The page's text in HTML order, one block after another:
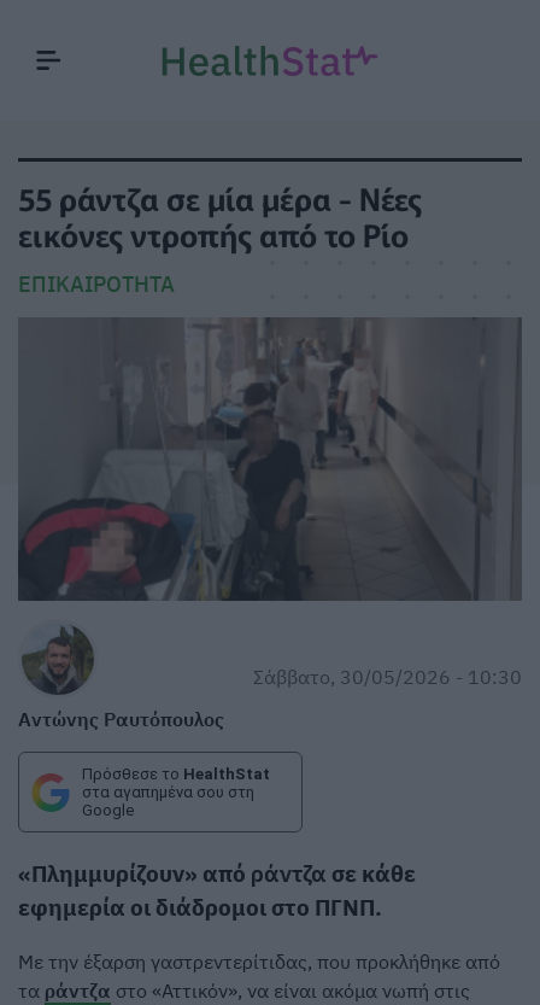
55 ράντζα σε μία μέρα - Νέες
εικόνες ντροπής από το Ρίο
ΕΠΙΚΑΙΡΌΤΗΤΑ
Αντώνης Ραυτόπουλος
Σάββατο, 30/05/2026 - 10:30
Πρόσθεσε το HealthStat
στα αγαπημένα σου στη
Google
«Πλημμυρίζουν» από ράντζα σε κάθε
εφημερία οι διάδρομοι στο ΠΓΝΠ.
Με την έξαρση γαστρεντερίτιδας, που προκλήθηκε από
τα ράντζα στο «Αττικόν», να είναι ακόμα νωπή στις